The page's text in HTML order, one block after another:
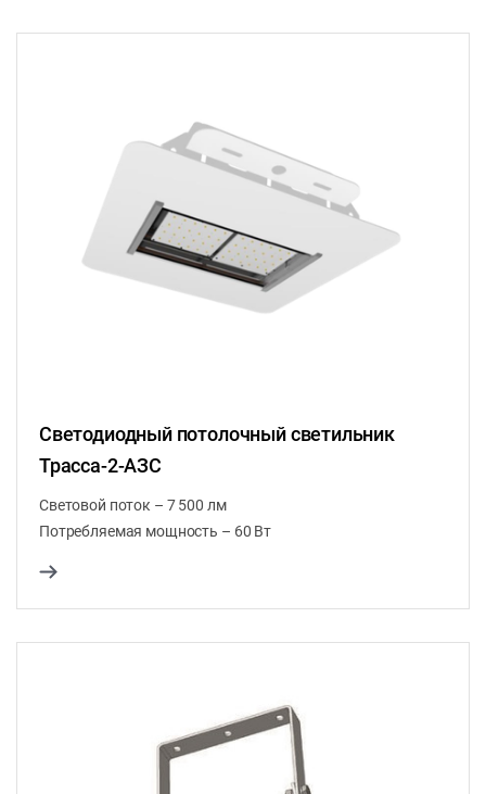
Светодиодный потолочный светильник
Трасса-2-АЗС
Световой поток – 7 500 лм
Потребляемая мощность – 60 Вт